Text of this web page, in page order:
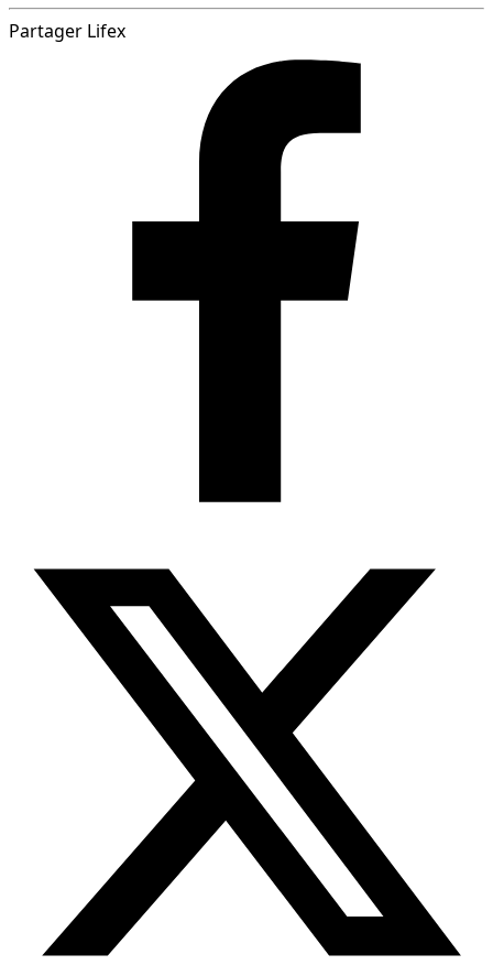
Partager Lifex